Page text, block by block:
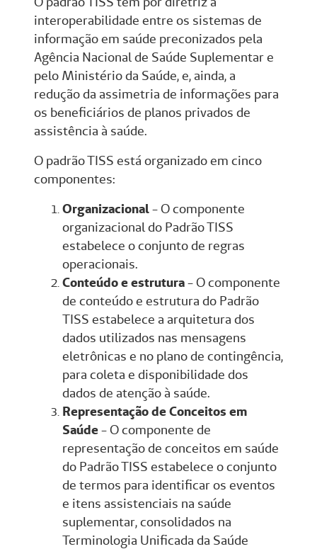
interoperabilidade entre os sistemas de
informação em saúde preconizados pela
Agência Nacional de Saúde Suplementar e
pelo Ministério da Saúde, e, ainda, a
redução da assimetria de informações para
os beneficiários de planos privados de
assistência à saúde.
O padrão TISS está organizado em cinco
componentes:
Organizacional- O componente
organizacional do Padrão TISS
estabelece o conjunto de regras
operacionais.
Conteúdo e estrutura- O componente
de conteúdo e estrutura do Padrão
TISS estabelece a arquitetura dos
dados utilizados nas mensagens
eletrônicas e no plano de contingência,
para coleta e disponibilidade dos
dados de atenção à saúde.
Representação de Conceitos em
Saúde- O componente de
representação de conceitos em saúde
do Padrão TISS estabelece o conjunto
de termos para identificar os eventos
e itens assistenciais na saúde
suplementar, consolidados na
Terminologia Unificada da Saúde